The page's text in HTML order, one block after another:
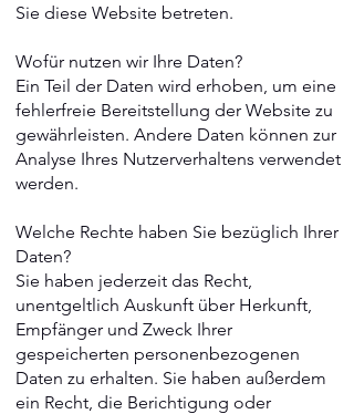
Sie diese Website betreten.
Wofür nutzen wir Ihre Daten?
Ein Teil der Daten wird erhoben, um eine
fehlerfreie Bereitstellung der Website zu
gewährleisten. Andere Daten können zur
Analyse Ihres Nutzerverhaltens verwendet
werden.
Welche Rechte haben Sie bezüglich Ihrer
Daten?
Sie haben jederzeit das Recht,
unentgeltlich Auskunft über Herkunft,
Empfänger und Zweck Ihrer
gespeicherten personenbezogenen
Daten zu erhalten. Sie haben außerdem
ein Recht, die Berichtigung oder